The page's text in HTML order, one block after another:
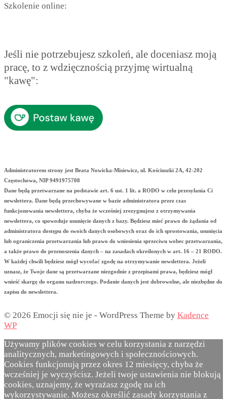
Szkolenie online:
Jeśli nie potrzebujesz szkoleń, ale doceniasz moją
pracę, to z wdzięcznością przyjmę wirtualną
"kawę":
Administratorem strony jest Beata Nowicka-Misiewicz, ul. Kościuszki 2A, 42-202
Częstochowa, NIP 9491975708
Dane będą przetwarzane na podstawie art. 6 ust. 1 lit. a RODO w celu przesyłania Ci
newslettera. Dane będą przechowywane w bazie administratora przez czas
funkcjonowania newslettera, chyba że wcześniej zrezygnujesz z otrzymywania
newslettera, co spowoduje usunięcie danych z bazy. Będziesz mieć prawo do żądania od
administratora dostępu do swoich danych osobowych oraz do ich sprostowania, usunięcia
lub ograniczenia przetwarzania lub prawo do wniesienia sprzeciwu wobec przetwarzania,
a także prawo do przenoszenia danych – na zasadach określonych w art. 16 – 21 RODO.
W każdej chwili będziesz mógł wycofać zgodę na otrzymywanie newslettera. Jeżeli
uznasz, że Twoje dane są przetwarzane niezgodnie z przepisami prawa, będziesz mógł
wnieść skargę do organu nadzorczego. Podanie danych jest dobrowolne, ale niezbędne do
zapisu do newslettera.
© 2026 Emocji się nie je - WordPress Theme by Kadence
WP
Używamy plików cookies w celu korzystania z narzędzi
analitycznych, marketingowych i społecznościowych.
Cookies funkcjonują przez okres 12 miesięcy, chyba że
wcześniej je wyczyścisz. Jeżeli twoje ustawienia nie blokują
cookies, uznajemy, że wyrażasz zgodę na ich
wykorzystywanie. Możesz określić zasady korzystania z